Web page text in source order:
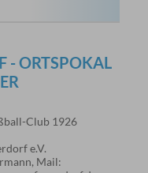
- ORTSPOKAL
Club 1926
e.V.
Mail: